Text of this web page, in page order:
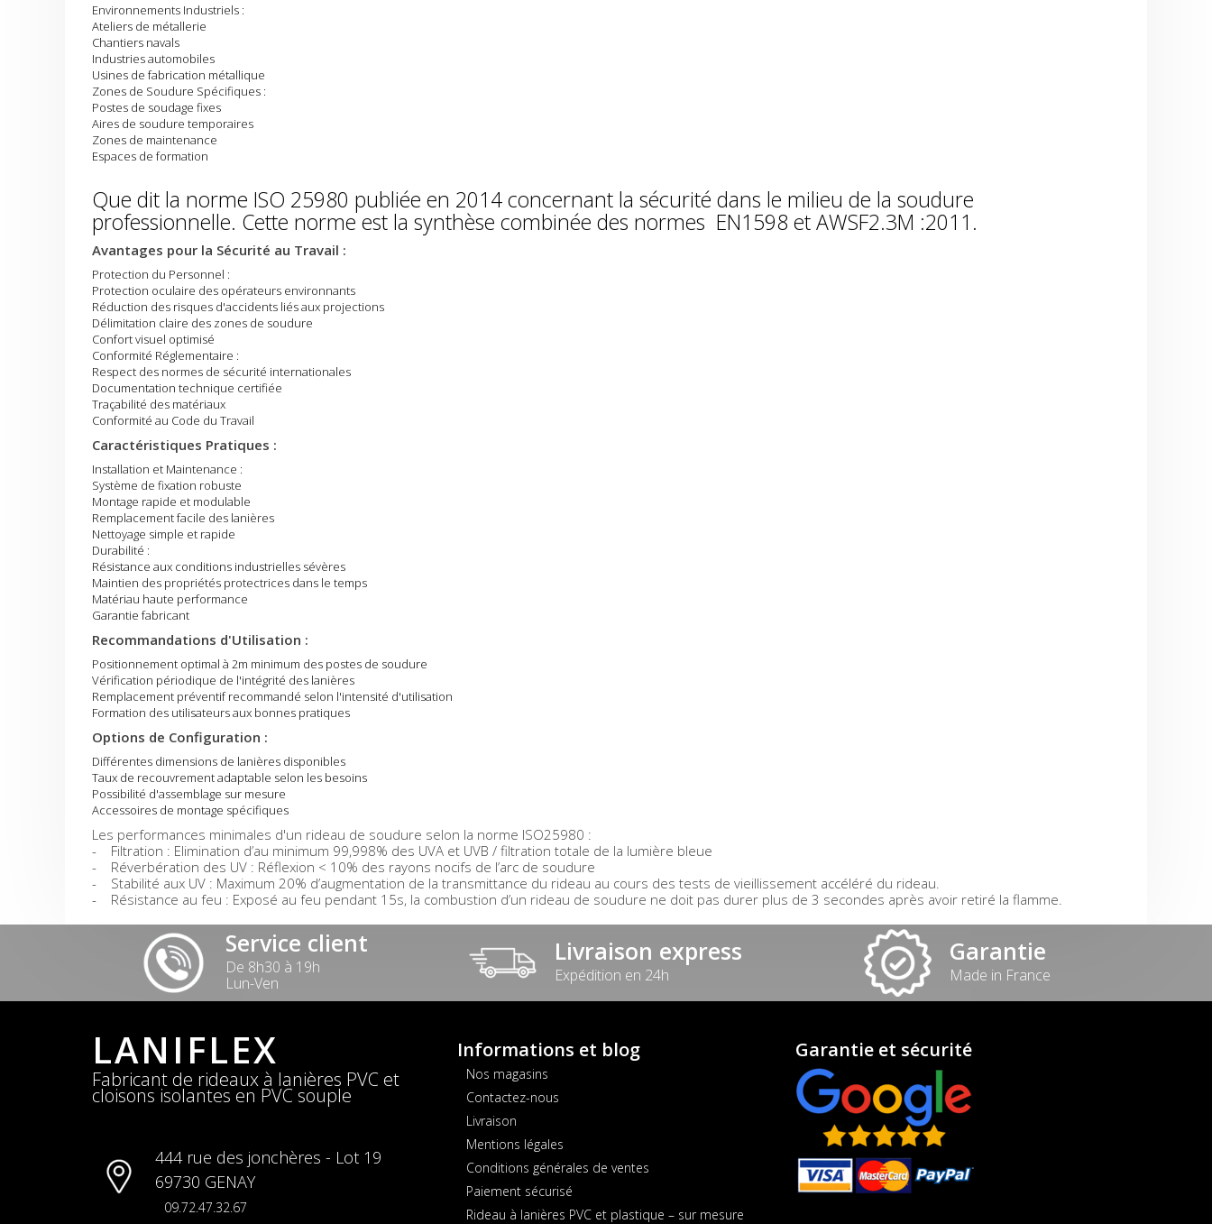
Environnements Industriels :
Ateliers de métallerie
Chantiers navals
Industries automobiles
Usines de fabrication métallique
Zones de Soudure Spécifiques :
Postes de soudage fixes
Aires de soudure temporaires
Zones de maintenance
Espaces de formation
Que dit la norme ISO 25980 publiée en 2014 concernant la sécurité dans le milieu de la soudure
professionnelle. Cette norme est la synthèse combinée des normes EN1598 et AWSF2.3M :2011.
Avantages pour la Sécurité au Travail :
Protection du Personnel :
Protection oculaire des opérateurs environnants
Réduction des risques d'accidents liés aux projections
Délimitation claire des zones de soudure
Confort visuel optimisé
Conformité Réglementaire :
Respect des normes de sécurité internationales
Documentation technique certifiée
Traçabilité des matériaux
Conformité au Code du Travail
Caractéristiques Pratiques :
Installation et Maintenance :
Système de fixation robuste
Montage rapide et modulable
Remplacement facile des lanières
Nettoyage simple et rapide
Durabilité :
Résistance aux conditions industrielles sévères
Maintien des propriétés protectrices dans le temps
Matériau haute performance
Garantie fabricant
Recommandations d'Utilisation :
Positionnement optimal à 2m minimum des postes de soudure
Vérification périodique de l'intégrité des lanières
Remplacement préventif recommandé selon l'intensité d'utilisation
Formation des utilisateurs aux bonnes pratiques
Options de Configuration :
Différentes dimensions de lanières disponibles
Taux de recouvrement adaptable selon les besoins
Possibilité d'assemblage sur mesure
Accessoires de montage spécifiques
Les performances minimales d'un rideau de soudure selon la norme ISO25980 :
- Filtration : Elimination d’au minimum 99,998% des UVA et UVB / filtration totale de la lumière bleue
- Réverbération des UV : Réflexion < 10% des rayons nocifs de l’arc de soudure
- Stabilité aux UV : Maximum 20% d’augmentation de la transmittance du rideau au cours des tests de vieillissement accéléré du rideau.
- Résistance au feu : Exposé au feu pendant 15s, la combustion d’un rideau de soudure ne doit pas durer plus de 3 secondes après avoir retiré la flamme.
Service client
De 8h30 à 19h
Lun-Ven
Livraison express
Expédition en 24h
Garantie
Made in France
LANIFLEX
Fabricant de rideaux à lanières PVC et
cloisons isolantes en PVC souple
444 rue des jonchères - Lot 19
69730 GENAY
09.72.47.32.67
Informations et blog
Nos magasins
Contactez-nous
Livraison
Mentions légales
Conditions générales de ventes
Paiement sécurisé
Rideau à lanières PVC et plastique – sur mesure
Garantie et sécurité